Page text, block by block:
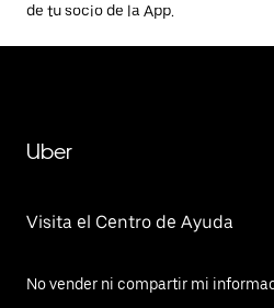
de tu socio de la App.
Uber
Visita el Centro de Ayuda
No vender ni compartir mi